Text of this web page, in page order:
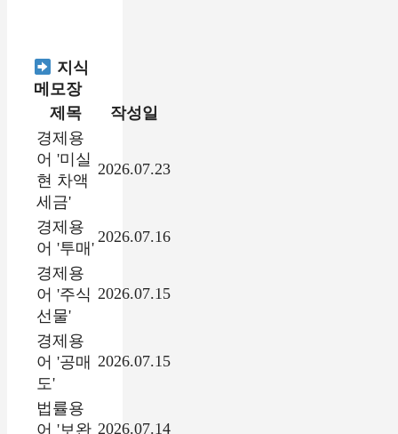
지식
메모장
제목
작성일
경제용
어 '미실
현 차액
세금'
2026.07.23
경제용
어 '투매'
2026.07.16
경제용
어 '주식
선물'
2026.07.15
경제용
어 '공매
도'
2026.07.15
법률용
어 '보완 2026.07.14